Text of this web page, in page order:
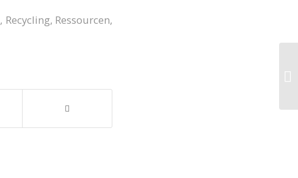
, Recycling, Ressourcen,